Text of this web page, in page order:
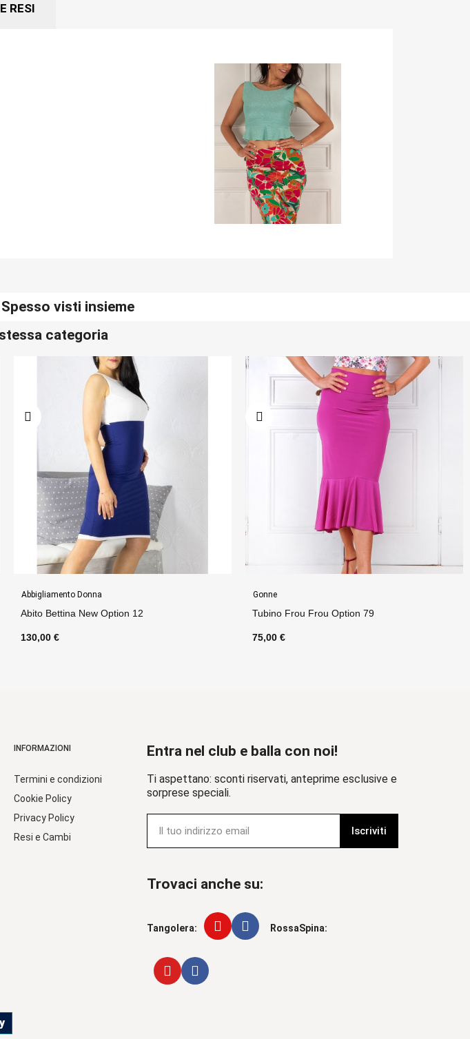
RESI
visti insieme
categoria
Gonne
Tubino Frou Frou Option 79
75,00 €
Gonne
Gonna Pivot 2 Ciniglia Option 19
75,00 €
INFORMAZIONI
Termini e condizioni
Cookie Policy
Privacy Policy
Resi e Cambi
Entra nel club e balla con noi!
Ti aspettano: sconti riservati, anteprime esclusive e
sorprese speciali.
Iscriviti
Trovaci anche su:
Tangolera: RossaSpina: